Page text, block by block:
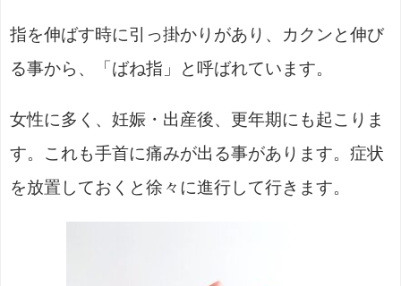
指を伸ばす時に引っ掛かりがあり、カクンと伸び
る事から、「ばね指」と呼ばれています。
女性に多く、妊娠・出産後、更年期にも起こりま
す。これも手首に痛みが出る事があります。症状
を放置しておくと徐々に進行して行きます。